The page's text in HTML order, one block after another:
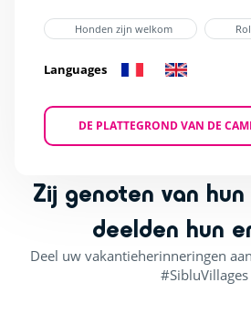
Honden zijn welkom
Languages
DE PLATTEGROND VAN DE
Zij genoten van
deelden hun
Deel uw vakantieherinneringen
#SibluVillages